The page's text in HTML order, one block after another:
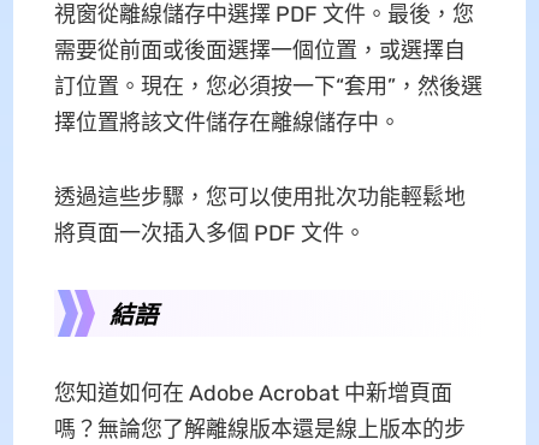
視窗從離線儲存中選擇 PDF 文件。最後，您
需要從前面或後面選擇一個位置，或選擇自
訂位置。現在，您必須按一下“套用”，然後選
擇位置將該文件儲存在離線儲存中。
透過這些步驟，您可以使用批次功能輕鬆地
將頁面一次插入多個 PDF 文件。
結語
您知道如何在 Adob​​e Acrobat 中新增頁面
嗎？無論您了解離線版本還是線上版本的步